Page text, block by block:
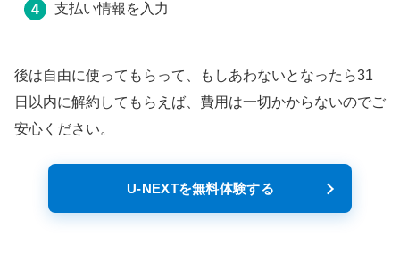
支払い情報を入力
後は自由に使ってもらって、もしあわないとなったら31
日以内に解約してもらえば、費用は一切かからないのでご
安心ください。
U-NEXTを無料体験する